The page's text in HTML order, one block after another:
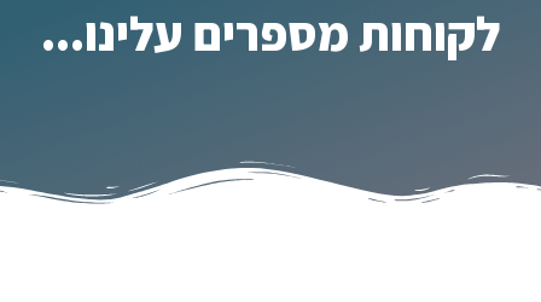
לקוחות מספרים עלינו...